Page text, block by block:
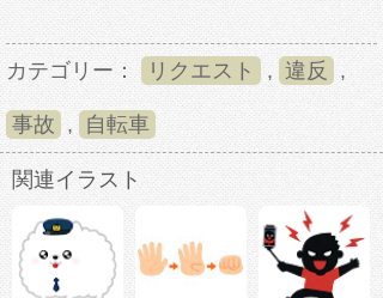
カテゴリー： リクエスト , 違反 ,
事故 , 自転車
関連イラスト